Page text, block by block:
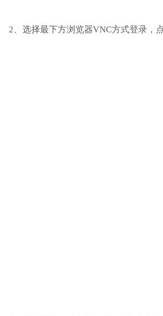
2、选择最下方浏览器VNC方式登录，